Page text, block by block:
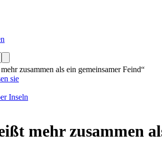
zusammen als ein gemeinsamer Feind“
sie
Inseln
mehr zusammen